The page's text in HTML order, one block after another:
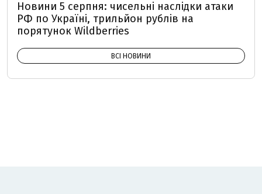
Новини 5 серпня: чисельні наслідки атаки
РФ по Україні, трильйон рублів на
порятунок Wildberries
ВСІ НОВИНИ